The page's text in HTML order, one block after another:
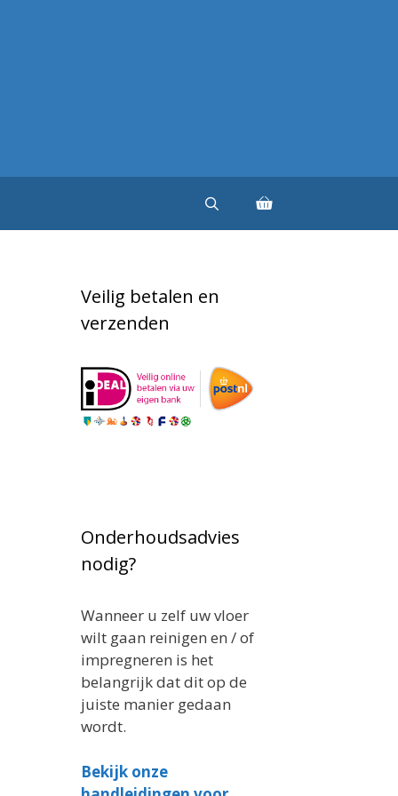
Veilig betalen en
verzenden
Onderhoudsadvies
nodig?
Wanneer u zelf uw vloer
wilt gaan reinigen en / of
impregneren is het
belangrijk dat dit op de
juiste manier gedaan
wordt.
Bekijk onze